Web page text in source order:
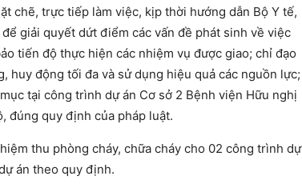
chẽ, trực tiếp làm việc, kịp thời hướng dẫn Bộ Y tế,
giải quyết dứt điểm các vấn đề phát sinh về việc
tiến độ thực hiện các nhiệm vụ được giao; chỉ đạo
huy động tối đa và sử dụng hiệu quả các nguồn lực;
tại công trình dự án Cơ sở 2 Bệnh viện Hữu nghị
đúng quy định của pháp luật.
thu phòng cháy, chữa cháy cho 02 công trình dự
án theo quy định.